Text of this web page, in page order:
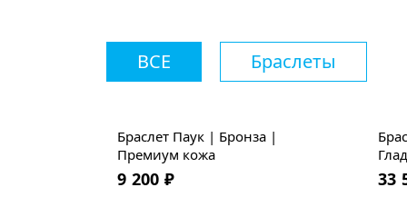
ВСЕ Браслеты
Браслет Паук | Бронза |
Премиум кожа
9 200 ₽ 33